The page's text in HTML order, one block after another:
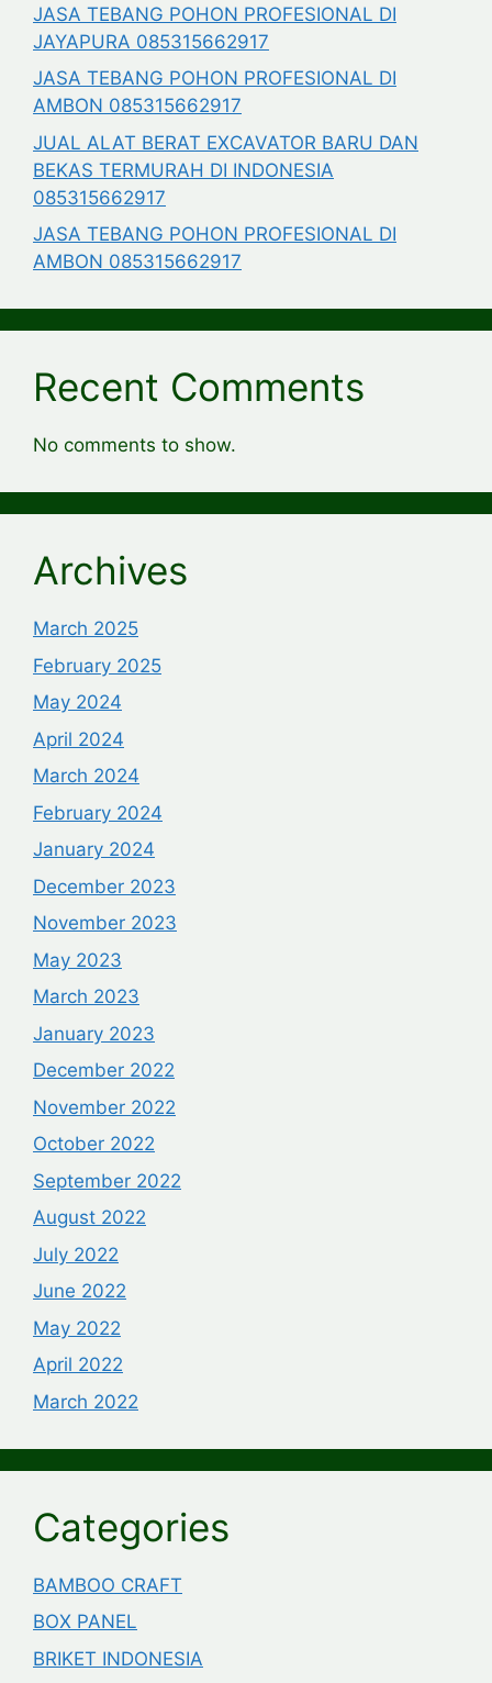
JASA TEBANG POHON PROFESIONAL DI
JAYAPURA 085315662917
JASA TEBANG POHON PROFESIONAL DI
AMBON 085315662917
JUAL ALAT BERAT EXCAVATOR BARU DAN
BEKAS TERMURAH DI INDONESIA
085315662917
JASA TEBANG POHON PROFESIONAL DI
AMBON 085315662917
Recent Comments
No comments to show.
Archives
March 2025
February 2025
May 2024
April 2024
March 2024
February 2024
January 2024
December 2023
November 2023
May 2023
March 2023
January 2023
December 2022
November 2022
October 2022
September 2022
August 2022
July 2022
June 2022
May 2022
April 2022
March 2022
Categories
BAMBOO CRAFT
BOX PANEL
BRIKET INDONESIA